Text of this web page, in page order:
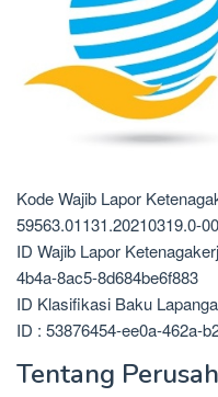
Kode Wajib Lapor
59563.01131.20210319.0-
ID Wajib Lapor
4b4a-8ac5-8d684be6f883
ID Klasifikasi Baku
ID : 53876454-ee0a-462a-
Tentang